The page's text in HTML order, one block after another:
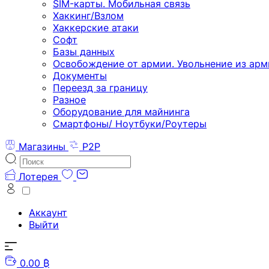
SIM-карты. Мобильная связь
Хаккинг/Взлом
Хаккерские атаки
Софт
Базы данных
Освобождение от армии. Увольнение из
Документы
Переезд за границу
Разное
Оборудование для майнинга
Смартфоны/ Ноутбуки/Роутеры
Магазины
P2P
Лотерея
Аккаунт
Выйти
0.00 ₿